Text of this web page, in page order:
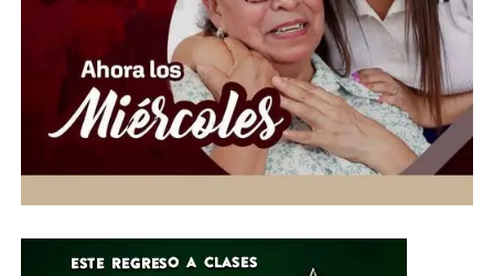
En relación con el huracán Genevieve, el especialista
aclaró que, aunque alcanzó la categoría 5, actualmente
se ha debilitado a categoría 4 y continúa alejándose de
las costas mexicanas, por lo que no representa un riesgo
directo para el país. Asimismo, se prevén rachas de
viento de hasta 40 kilómetros por hora entre martes y
miércoles, condiciones que favorecerán tardes y noches